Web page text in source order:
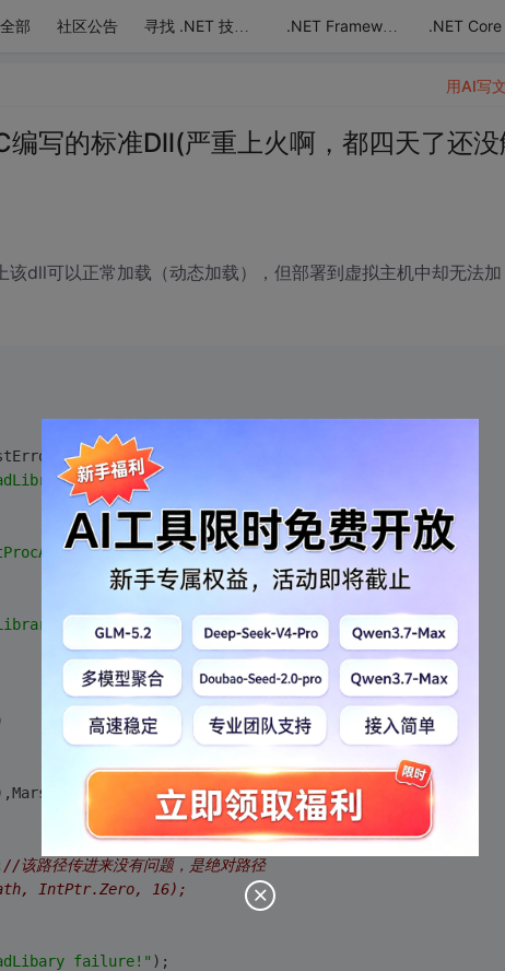
全部 社区公告 寻找 .NET 技术达人 .NET Framework .NET Core
写的标准Dll(严重上火啊，都四天了还没
dll可以正常加载（动态加载），但部署到虚拟主机中却无法加
true )]
(String libPath,IntPtr hFile,Int32 dwFlag)
(IntPtr lib, String funcName);
(IntPtr lib)
为：183.
//该路径传进来没有问题，是绝对路径
IntPtr.Zero, 16);
failure!" );
用AI写